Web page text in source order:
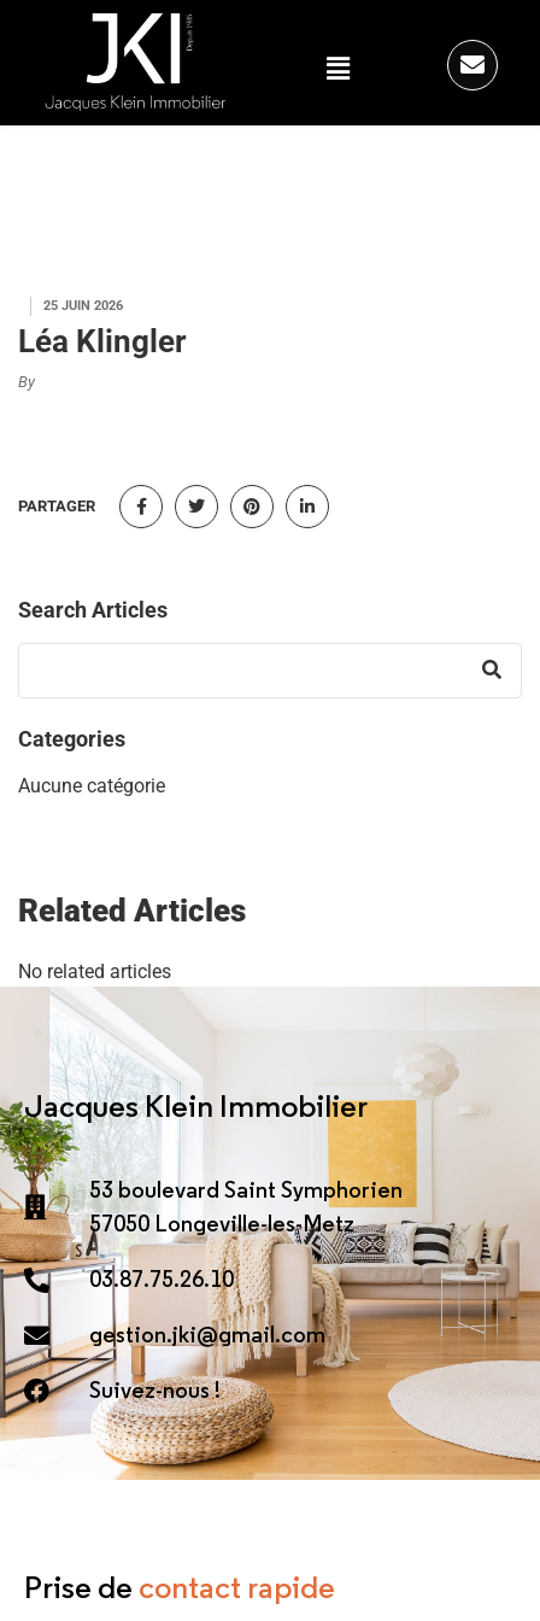
25 JUIN 2026
Léa Klingler
By
PARTAGER
Search Articles
Categories
Aucune catégorie
Related Articles
No related articles
Jacques Klein Immobilier
53 boulevard Saint Symphorien
57050 Longeville-les-Metz
03.87.75.26.10
gestion.jki@gmail.com
Suivez-nous !
Prise de contact rapide